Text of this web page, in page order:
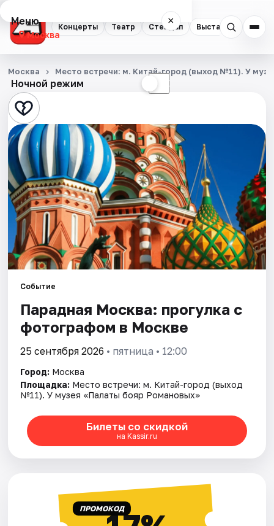
Концерты Театр Стендап Выставки
Меню ×
Москва
Концерты
Театр
Стендап
Выставки
Квесты
Экскурсии
Спорт
События
Города
Площадки
Рейтинги
Ночной режим ☾
Москва Место встречи: м. Китай-город (выход №11). У
Событие
Парадная Москва: прогулка с
фотографом в Москве
25 сентября 2026 • пятница • 12:00
Город: Москва
Площадка: Место встречи: м. Китай-город (выход
№11). У музея «Палаты бояр Романовых»
Билеты со скидкой
на Kassir.ru
ПРОМОКОД